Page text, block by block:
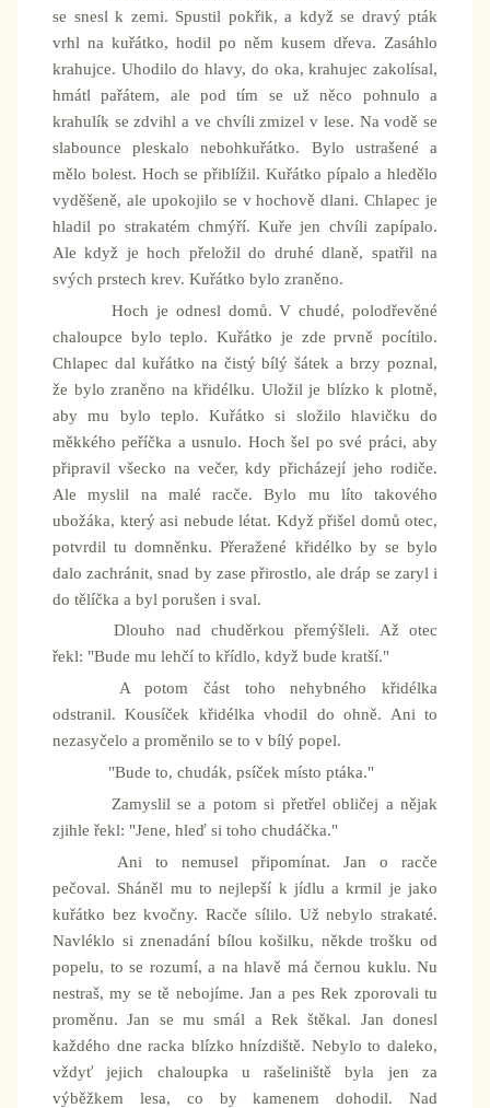
se snesl k zemi. Spustil pokřik, a když se dravý pták
vrhl na kuřátko, hodil po něm kusem dřeva. Zasáhlo
krahujce. Uhodilo do hlavy, do oka, krahujec zakolísal,
hmátl pařátem, ale pod tím se už něco pohnulo a
krahulík se zdvihl a ve chvíli zmizel v lese. Na vodě se
slabounce pleskalo nebohkuřátko. Bylo ustrašené a
mělo bolest. Hoch se přiblížil. Kuřátko pípalo a hledělo
vyděšeně, ale upokojilo se v hochově dlani. Chlapec je
hladil po strakatém chmýří. Kuře jen chvíli zapípalo.
Ale když je hoch přeložil do druhé dlaně, spatřil na
svých prstech krev. Kuřátko bylo zraněno.
Hoch je odnesl domů. V chudé, polodřevěné
chaloupce bylo teplo. Kuřátko je zde prvně pocítilo.
Chlapec dal kuřátko na čistý bílý šátek a brzy poznal,
že bylo zraněno na křidélku. Uložil je blízko k plotně,
aby mu bylo teplo. Kuřátko si složilo hlavičku do
měkkého peříčka a usnulo. Hoch šel po své práci, aby
připravil všecko na večer, kdy přicházejí jeho rodiče.
Ale myslil na malé racče. Bylo mu líto takového
ubožáka, který asi nebude létat. Když přišel domů otec,
potvrdil tu domněnku. Přeražené křidélko by se bylo
dalo zachránit, snad by zase přirostlo, ale dráp se zaryl i
do tělíčka a byl porušen i sval.
Dlouho nad chuděrkou přemýšleli. Až otec
řekl: "Bude mu lehčí to křídlo, když bude kratší."
A potom část toho nehybného křidélka
odstranil. Kousíček křidélka vhodil do ohně. Ani to
nezasyčelo a proměnilo se to v bílý popel.
"Bude to, chudák, psíček místo ptáka."
Zamyslil se a potom si přetřel obličej a nějak
zjihle řekl: "Jene, hleď si toho chudáčka."
Ani to nemusel připomínat. Jan o racče
pečoval. Sháněl mu to nejlepší k jídlu a krmil je jako
kuřátko bez kvočny. Racče sílilo. Už nebylo strakaté.
Navléklo si znenadání bílou košilku, někde trošku od
popelu, to se rozumí, a na hlavě má černou kuklu. Nu
nestraš, my se tě nebojíme. Jan a pes Rek zporovali tu
proměnu. Jan se mu smál a Rek štěkal. Jan donesl
každého dne racka blízko hnízdiště. Nebylo to daleko,
vždyť jejich chaloupka u rašeliniště byla jen za
výběžkem lesa, co by kamenem dohodil. Nad